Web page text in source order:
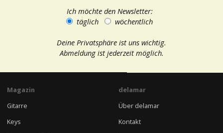
Ich möchte den Newsletter:
täglich
wöchentlich
Deine Privatsphäre ist uns wichtig.
Abmeldung ist jederzeit möglich.
Magazin
Gitarre
Keys
delamar
Über delamar
Kontakt